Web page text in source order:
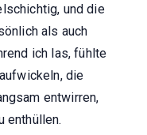
und die
als auch
ich las, fühlte
die
entwirren,
enthüllen.